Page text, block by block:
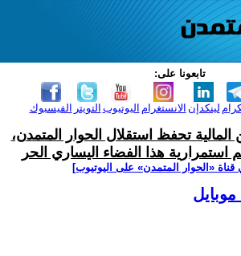
تابعونا على:
الفيسبوك التويتر اليوتيوب الانستغرام لينكدإن
المالية تحفظ استقلال الحوار المتمدن،
هذا الفضاء اليساري الحر
‫«الحوار المتمدن» على اليوتيوب]
موبايل